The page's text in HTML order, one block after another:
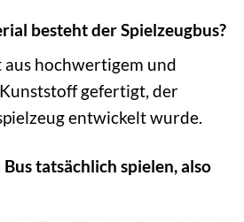
besteht der Spielzeugbus?
aus hochwertigem und
gefertigt, der
entwickelt wurde.
tatsächlich spielen, also